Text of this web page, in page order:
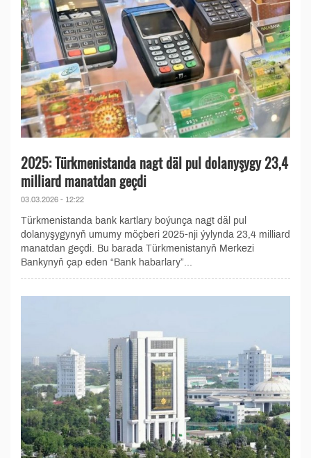
2025: Türkmenistanda nagt däl pul dolanyşygy 23,4
milliard manatdan geçdi
03.03.2026 - 12:22
Türkmenistanda bank kartlary boýunça nagt däl pul
dolanyşygynyň umumy möçberi 2025-nji ýylynda 23,4 milliard
manatdan geçdi. Bu barada Türkmenistanyň Merkezi
Bankynyň çap eden “Bank habarlary”...